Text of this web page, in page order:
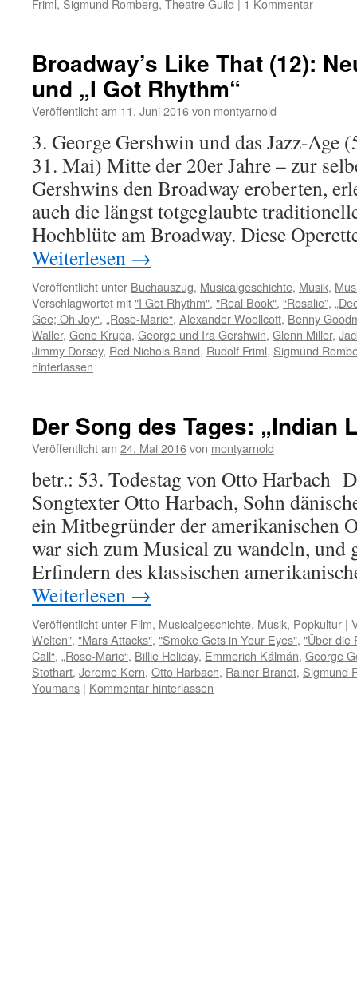
Friml , Sigmund Romberg, Theatre Guild 1 Kommentar
Broadway’s Like That (12):
und „I Got Rhythm“
Veröffentlicht am 11. Juni 2016von montyarnold
3. George Gershwin und das Jazz-Age
31. Mai) Mitte der 20er Jahre – zur
Gershwins den Broadway eroberten,
auch die längst totgeglaubte
Hochblüte am Broadway. Diese
Weiterlesen →
Veröffentlicht unter Buchauszug, Musicalgeschichte, Musik,
Verschlagwortet mit"I Got Rhythm", "Real Book", “Rosalie”,
Gee; Oh Joy“, „Rose-Marie“, Alexander Woollcott, Benny
Waller, Gene Krupa, George und Ira Gershwin, Glenn Miller,
Jimmy Dorsey, Red Nichols Band, Rudolf Friml, Sigmund
hinterlassen
Der Song des Tages: „Indian
Veröffentlicht am 24. Mai 2016von montyarnold
betr.: 53. Todestag von Otto Harbach
Songtexter Otto Harbach, Sohn
ein Mitbegründer der amerikanischen
war sich zum Musical zu wandeln, und
Erfindern des klassischen
Weiterlesen →
Veröffentlicht unter Film, Musicalgeschichte, Musik, Popkultur |
Welten", "Mars Attacks", "Smoke Gets in Your Eyes", "Über die
Call“, „Rose-Marie“, Billie Holiday, Emmerich Kálmán, George
Stothart, Jerome Kern, Otto Harbach, Rainer Brandt, Sigmund
Youmans | Kommentar hinterlassen